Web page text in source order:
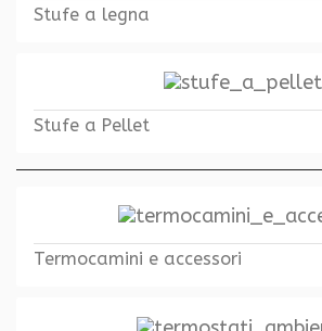
Stufe a legna
Stufe a Pellet
Termocamini e accessori